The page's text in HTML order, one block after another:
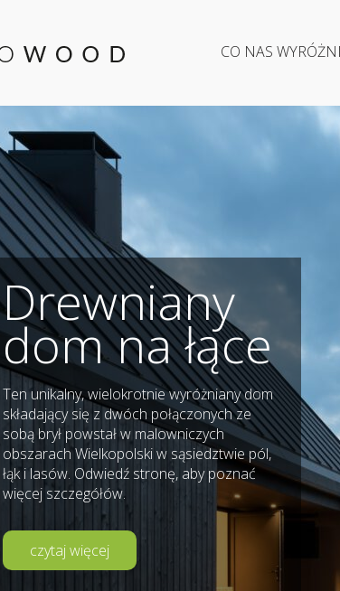
CO NAS
Drewniany
dom na łące
Ten unikalny, wielokrotnie wyróżniany dom
składający się z dwóch połączonych ze
sobą brył powstał w malowniczych
obszarach Wielkopolski w sąsiedztwie pól,
łąk i lasów. Odwiedź stronę, aby poznać
więcej szczegółów.
czytaj więcej